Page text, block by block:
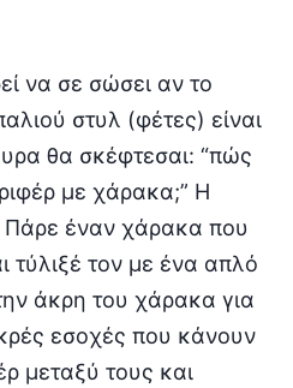
να σε σώσει αν το
στυλ (φέτες) είναι
θα σκέφτεσαι: “πώς
με χάρακα;” Η
Πάρε έναν χάρακα που
τύλιξέ τον με ένα απλό
άκρη του χάρακα για
εσοχές που κάνουν
μεταξύ τους και